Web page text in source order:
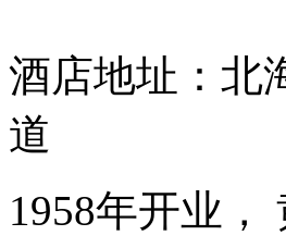
酒店地址：北
道
1958年开业